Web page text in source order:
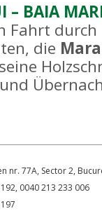
– BAIA
Fahrt
die
nr. 77A, Sector 2,
0040 213 233 006